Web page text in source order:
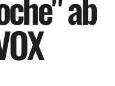
OX